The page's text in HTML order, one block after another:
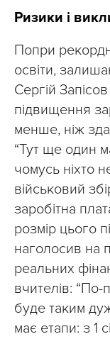
Ризики і
Попри
освіти,
Сергій
підвищення
менше, ніж
“Тут ще один
чомусь ніхто
військовий
заробітна
розмір цього
наголосив на
реальних
вчителів:
буде таким
має етапи: з 1